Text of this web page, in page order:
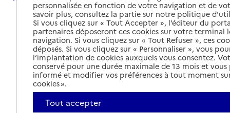
personnalisée en fonction de votre navigation et de
savoir plus, consultez la partie sur notre politique
Si vous cliquez sur « Tout Accepter », l’éditeur du
partenaires déposeront ces cookies sur votre terminal
navigation. Si vous cliquez sur « Tout Refuser », ces
déposés. Si vous cliquez sur « Personnaliser », vous
l’implantation de cookies auxquels vous consentez.
conservé pour une durée maximale de 13 mois et
informé et modifier vos préférences à tout moment
cookies ».
Tout accepter